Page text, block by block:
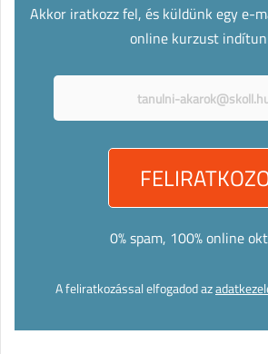
Akkor iratkozz fel, és küldünk egy e-
online kurzust
0% spam, 100% online
A feliratkozással elfogadod az